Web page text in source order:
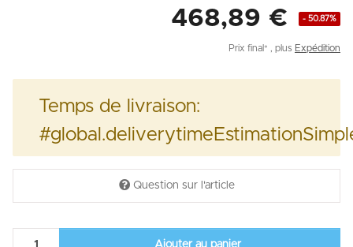
- 50.87%
468,89 €
Prix final* , plus Expédition
Temps de livraison:
Question sur l'article
Ajouter au panier